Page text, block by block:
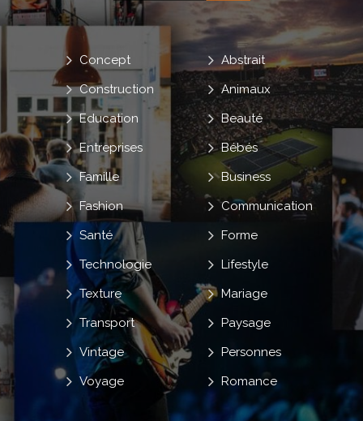
Abstrait
Animaux
Beauté
Bébés
Business
Communication
Concept
Construction
Education
Entreprises
Famille
Fashion
Forme
Lifestyle
Mariage
Paysage
Personnes
Romance
Santé
Technologie
Texture
Transport
Vintage
Voyage